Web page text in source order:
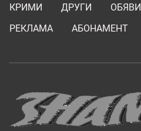
КРИМИ
ДРУГИ ОБЯВИ
РЕКЛАМА
АБОНАМЕНТ